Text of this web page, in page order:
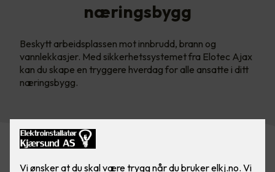
næringsbygg
Beskytt arbeidsplassen mot innbrudd, brann og
vannlekkasjer. Med sikkerhetssystemet fra Elotec Ajax
kan du skape en tryggere hverdag for alle ansatte i ditt
næringsbygg.